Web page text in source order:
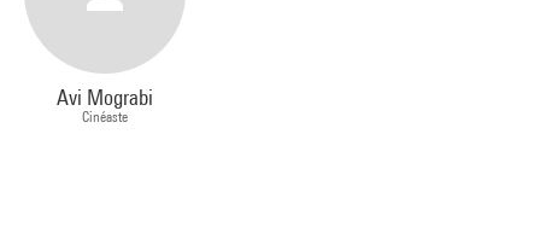
Avi Mograbi
Cinéaste